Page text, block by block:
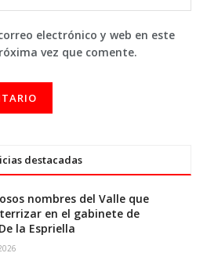
electrónico y web en este
vez que comente.
destacadas
nombres del Valle que
en el gabinete de
la Espriella